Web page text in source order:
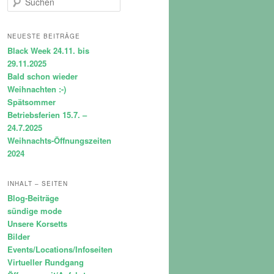
u
h
n
NEUESTE BEITRÄGE
Black Week 24.11. bis
29.11.2025
Bald schon wieder
Weihnachten :-)
Spätsommer
Betriebsferien 15.7. –
24.7.2025
Weihnachts-Öffnungszeiten
2024
INHALT – SEITEN
Blog-Beiträge
sündige mode
Unsere Korsetts
Bilder
Events/Locations/Infoseiten
Virtueller Rundgang